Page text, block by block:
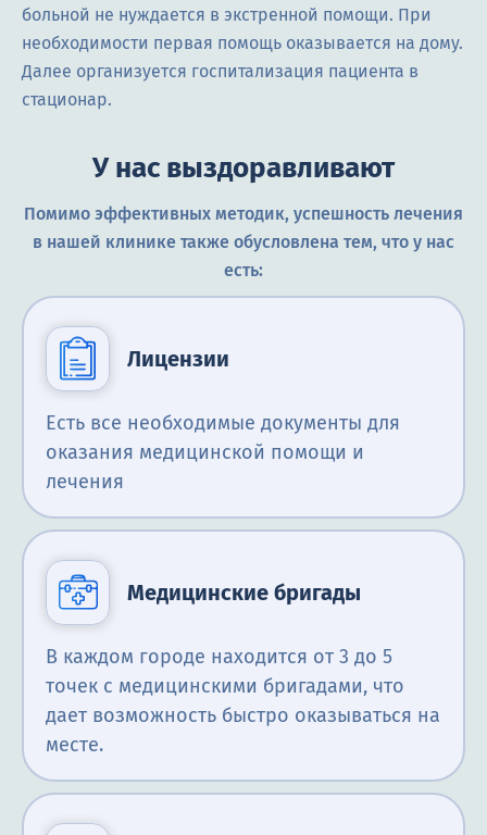
больной не нуждается в экстренной помощи. При
необходимости первая помощь оказывается на дому.
Далее организуется госпитализация пациента в
стационар.
У нас выздоравливают
Помимо эффективных методик, успешность лечения
в нашей клинике также обусловлена тем, что у нас
есть:
Лицензии
Есть все необходимые документы для
оказания медицинской помощи и
лечения
Медицинские бригады
В каждом городе находится от 3 до 5
точек с медицинскими бригадами, что
дает возможность быстро оказываться на
месте.